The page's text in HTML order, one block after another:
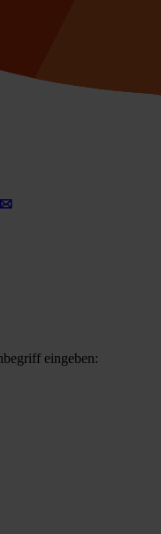
eingeben: